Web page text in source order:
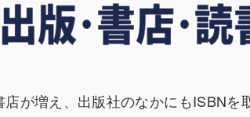
が増え、出版社のなかにもISBN